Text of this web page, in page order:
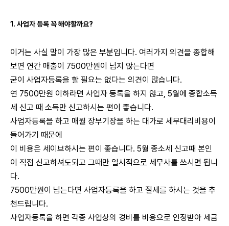
1. 사업자 등록 꼭 해야할까요?
이거는 사실 말이 가장 많은 부분입니다. 여러가지 의견을 종합해
보면 연간 매출이 7500만원이 넘지 않는다면
굳이 사업자등록을 할 필요는 없다는 의견이 많습니다.
연 7500만원 이하라면 사업자 등록을 하지 않고, 5월에 종합소득
세 신고 때 소득만 신고하시는 편이 좋습니다.
사업자등록을 하고 매월 장부기장을 하는 대가로 세무대리비용이
들어가기 때문에
이 비용은 세이브하시는 편이 좋습니다. 5월 종소세 신고때 본인
이 직접 신고하셔도되고 그때만 일시적으로 세무사를 쓰시면 됩니
다.
7500만원이 넘는다면 사업자등록을 하고 절세를 하시는 것을 추
천드립니다.
사업자등록을 하면 각종 사업상의 경비를 비용으로 인정받아 세금